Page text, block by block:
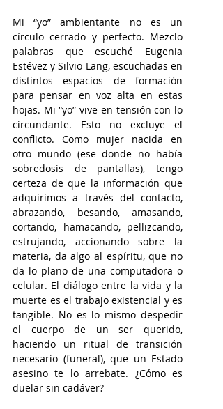
Mi “yo” ambientante no es un
círculo cerrado y perfecto. Mezclo
palabras que escuché Eugenia
Estévez y Silvio Lang, escuchadas en
distintos espacios de formación
para pensar en voz alta en estas
hojas. Mi “yo” vive en tensión con lo
circundante. Esto no excluye el
conflicto. Como mujer nacida en
otro mundo (ese donde no había
sobredosis de pantallas), tengo
certeza de que la información que
adquirimos a través del contacto,
abrazando, besando, amasando,
cortando, hamacando, pellizcando,
estrujando, accionando sobre la
materia, da algo al espíritu, que no
da lo plano de una computadora o
celular. El diálogo entre la vida y la
muerte es el trabajo existencial y es
tangible. No es lo mismo despedir
el cuerpo de un ser querido,
haciendo un ritual de transición
necesario (funeral), que un Estado
asesino te lo arrebate. ¿Cómo es
duelar sin cadáver?